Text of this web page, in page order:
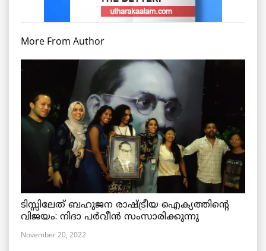
More From Author
ടിസ്സിലേത് ബഹുജന രാഷ്ട്രീയ ഐക്യത്തിന്റെ
വിജയം: നിദാ പർവീൻ സംസാരിക്കുന്നു
November 20, 2022